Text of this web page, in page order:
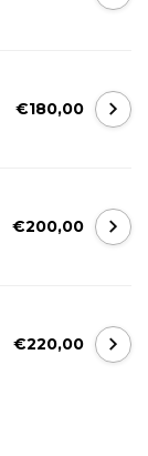
€180,00
€200,00
€220,00